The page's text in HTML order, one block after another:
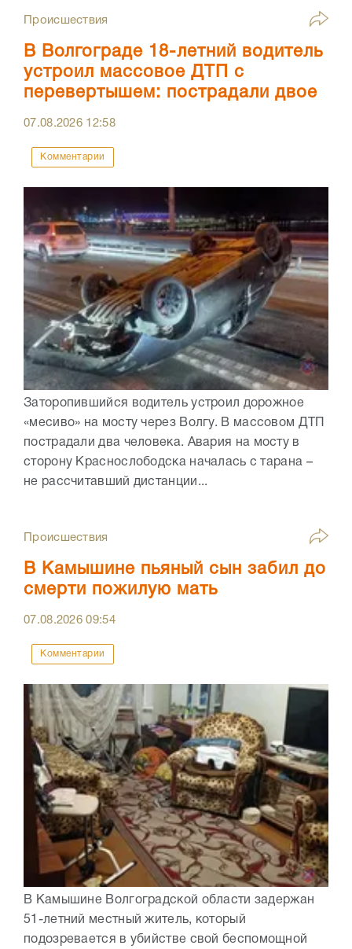
Происшествия
В Волгограде 18-летний водитель
устроил массовое ДТП с
перевертышем: пострадали двое
07.08.2026 12:58
Комментарии
Заторопившийся водитель устроил дорожное
«месиво» на мосту через Волгу. В массовом ДТП
пострадали два человека. Авария на мосту в
сторону Краснослободска началась с тарана –
не рассчитавший дистанции...
Происшествия
В Камышине пьяный сын забил до
смерти пожилую мать
07.08.202609:54
Комментарии
В Камышине Волгоградской области задержан
51-летний местный житель, который
подозревается в убийстве свой беспомощной